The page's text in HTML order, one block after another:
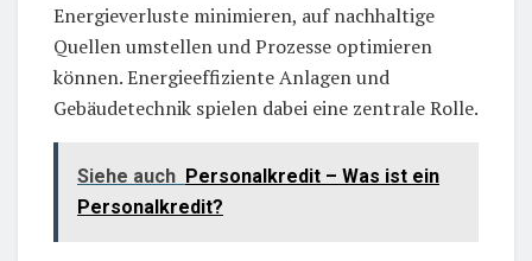
Energieverluste minimieren, auf nachhaltige
Quellen umstellen und Prozesse optimieren
können. Energieeffiziente Anlagen und
Gebäudetechnik spielen dabei eine zentrale Rolle.
Siehe auch Personalkredit – Was ist ein
Personalkredit?